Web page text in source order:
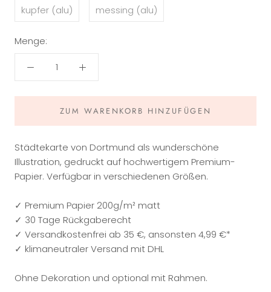
kupfer (alu) messing (alu)
Menge:
ZUM WARENKORB HINZUFÜGEN
Städtekarte von Dortmund als wunderschöne
Illustration, gedruckt auf hochwertigem Premium-
Papier. Verfügbar in verschiedenen Größen.
✓ Premium Papier 200g/m² matt
✓ 30 Tage Rückgaberecht
✓ Versandkostenfrei ab 35 €, ansonsten 4,99 €*
✓ klimaneutraler Versand mit DHL
Ohne Dekoration und optional mit Rahmen.